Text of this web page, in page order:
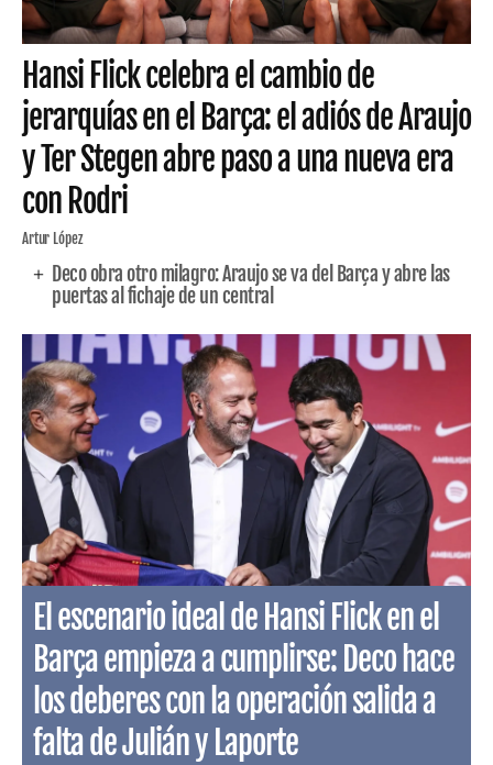
Hansi Flick celebra el cambio de
jerarquías en el Barça: el adiós de Araujo
y Ter Stegen abre paso a una nueva era
con Rodri
Artur López
Deco obra otro milagro: Araujo se va del Barça y abre las
puertas al fichaje de un central
El escenario ideal de Hansi Flick en el
Barça empieza a cumplirse: Deco hace
los deberes con la operación salida a
falta de Julián y Laporte